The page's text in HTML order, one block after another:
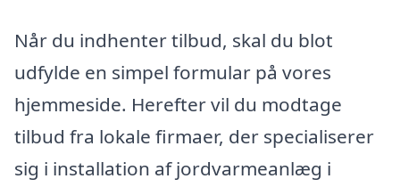
Når du indhenter tilbud, skal du blot
udfylde en simpel formular på vores
hjemmeside. Herefter vil du modtage
tilbud fra lokale firmaer, der specialiserer
sig i installation af jordvarmeanlæg i